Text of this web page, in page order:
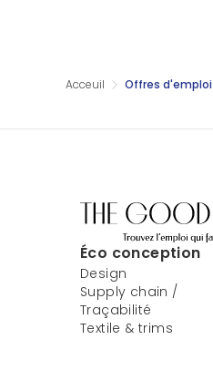
Acceuil Offres d'emploi
Éco conception
Design
Supply chain /
Traçabilité
Textile & trims